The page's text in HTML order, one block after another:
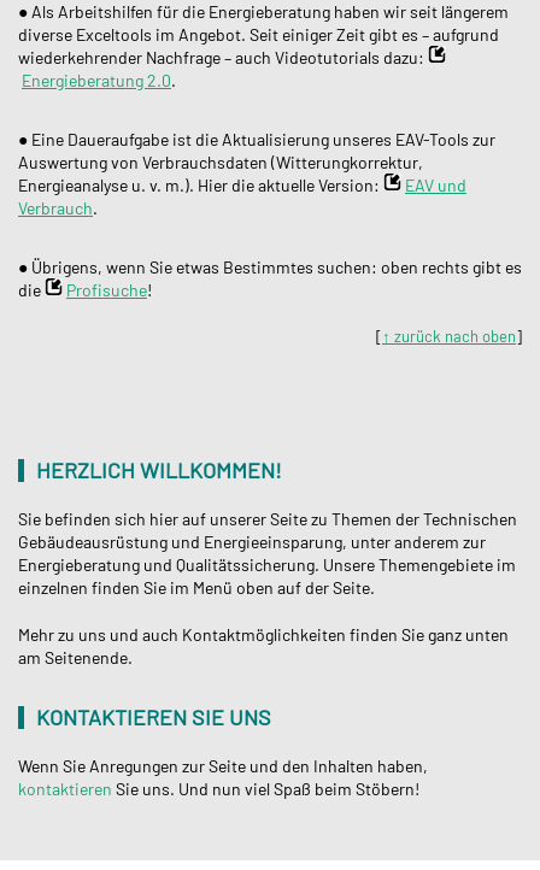
● Als Arbeitshilfen für die Energieberatung haben wir seit längerem
diverse Exceltools im Angebot. Seit einiger Zeit gibt es – aufgrund
wiederkehrender Nachfrage – auch Videotutorials dazu:
Energieberatung 2.0.
● Eine Daueraufgabe ist die Aktualisierung unseres EAV-Tools zur
Auswertung von Verbrauchsdaten (Witterungkorrektur,
Energieanalyse u. v. m.). Hier die aktuelle Version:
EAV und
Verbrauch.
● Übrigens, wenn Sie etwas Bestimmtes suchen: oben rechts gibt es
die
Profisuche!
[↑ zurück nach oben]
HERZLICH WILLKOMMEN!
Sie befinden sich hier auf unserer Seite zu Themen der Technischen
Gebäudeausrüstung und Energieeinsparung, unter anderem zur
Energieberatung und Qualitätssicherung. Unsere Themengebiete im
einzelnen finden Sie im Menü oben auf der Seite.
Mehr zu uns und auch Kontaktmöglichkeiten finden Sie ganz unten
am Seitenende.
KONTAKTIEREN SIE UNS
Wenn Sie Anregungen zur Seite und den Inhalten haben,
kontaktieren Sie uns. Und nun viel Spaß beim Stöbern!